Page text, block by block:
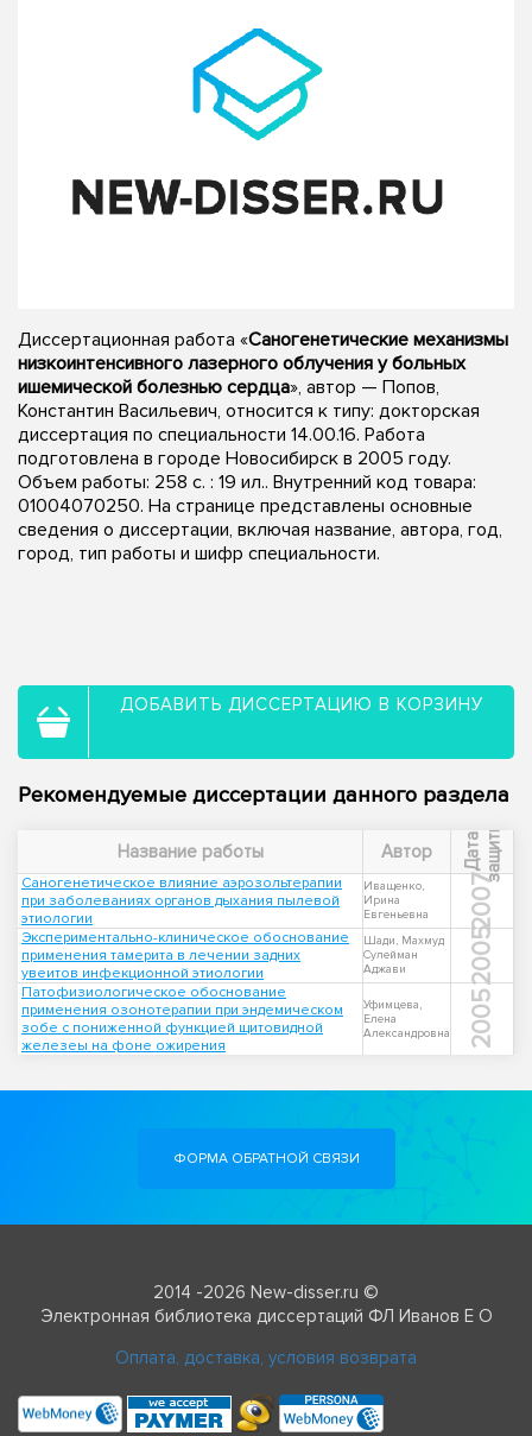
Диссертационная работа «Саногенетические механизмы
низкоинтенсивного лазерного облучения у больных
ишемической болезнью сердца», автор — Попов,
Константин Васильевич, относится к типу: докторская
диссертация по специальности 14.00.16. Работа
подготовлена в городе Новосибирск в 2005 году.
Объем работы: 258 с. : 19 ил.. Внутренний код товара:
01004070250. На странице представлены основные
сведения о диссертации, включая название, автора, год,
город, тип работы и шифр специальности.
ДОБАВИТЬ ДИССЕРТАЦИЮ В КОРЗИНУ
Рекомендуемые диссертации данного раздела
Название работы Автор Д
а
т
а
з
а
щ
и
т ы
Саногенетическое влияние аэрозольтерапии
при заболеваниях органов дыхания пылевой
этиологии
Иващенко,
Ирина
Евгеньевна
2007
Экспериментально-клиническое обоснование
применения тамерита в лечении задних
увеитов инфекционной этиологии
Шади, Махмуд
Сулейман
Аджави
2005
Патофизиологическое обоснование
применения озонотерапии при эндемическом
зобе с пониженной функцией щитовидной
железеы на фоне ожирения
Уфимцева,
Елена
Александровна
2005
ФОРМА ОБРАТНОЙ СВЯЗИ
2014 -2026 New-disser.ru ©
Электронная библиотека диссертаций ФЛ Иванов Е О
Оплата, доставка, условия возврата